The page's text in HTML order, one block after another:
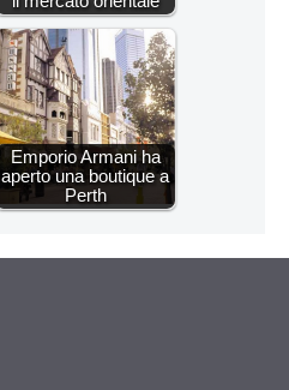
Emporio Armani ha
aperto una boutique a
Perth